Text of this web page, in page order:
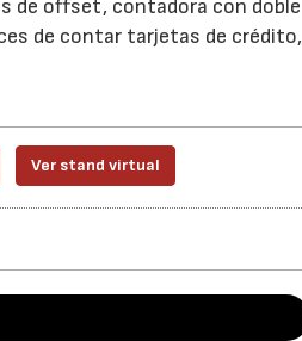
de offset, contadora con doble
de contar tarjetas de crédito,
Ver stand virtual